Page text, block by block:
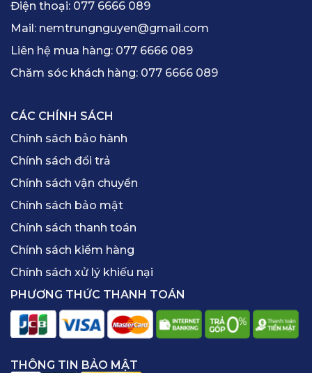
Điện thoại: 077 6666 089
Mail: nemtrungnguyen@gmail.com
Liên hệ mua hàng: 077 6666 089
Chăm sóc khách hàng: 077 6666 089
CÁC CHÍNH SÁCH
Chính sách bảo hành
Chính sách đổi trả
Chính sách vận chuyển
Chính sách bảo mật
Chính sách thanh toán
Chính sách kiểm hàng
Chính sách xử lý khiếu nại
PHƯƠNG THỨC THANH TOÁN
THÔNG TIN BẢO MẬT